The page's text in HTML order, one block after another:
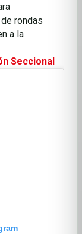
rondas
a la
Seccional